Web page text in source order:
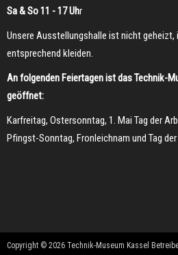
Sa & So 11 - 17 Uhr
Unsere Ausstellungshalle ist nicht geheizt,
entsprechend kleiden.
An folgenden Feiertagen ist das Technik-
geöffnet:
Karfreitag, Ostersonntag, 1. Mai Tag der
Pfingst-Sonntag, Fronleichnam und Tag
Copyright © 2026 Technik-Museum Kassel